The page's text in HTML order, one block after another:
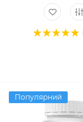
Популярний